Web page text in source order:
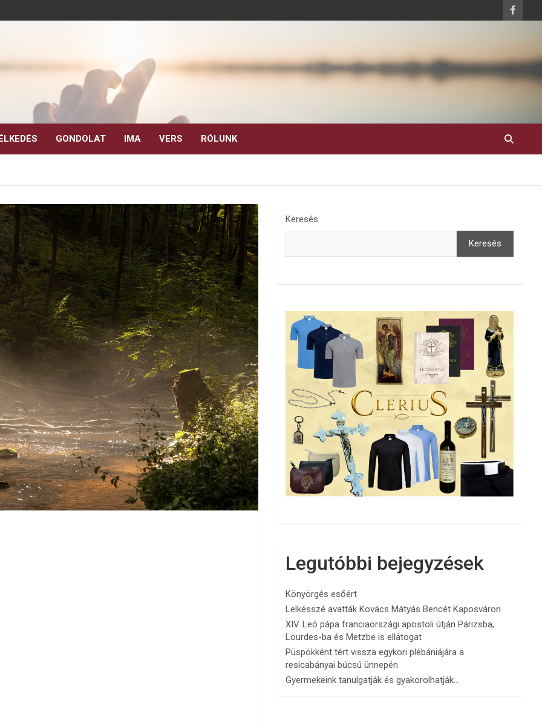
GONDOLAT IMA VERS RÓLUNK
Keresés
Keresés
Legutóbbi bejegyzések
Könyörgés esőért
Lelkésszé avatták Kovács Mátyás Bencét Kaposváron
XIV. Leó pápa franciaországi apostoli útján Párizsba,
Lourdes-ba és Metzbe is ellátogat
Püspökként tért vissza egykori plébániájára a
resicabányai búcsú ünnepén
Gyermekeink tanulgatják és gyakorolhatják…